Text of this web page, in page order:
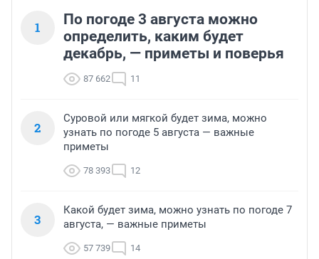
1
По погоде 3 августа можно
определить, каким будет
декабрь, — приметы и поверья
87 662 11
2
Суровой или мягкой будет зима, можно
узнать по погоде 5 августа — важные
приметы
78 393 12
3
Какой будет зима, можно узнать по погоде 7
августа, — важные приметы
57 739 14